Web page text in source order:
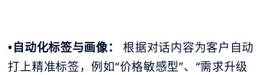
•自动化标签与画像：根据对话内容为客户自动
打上精准标签，例如“价格敏感型”、“需求升级